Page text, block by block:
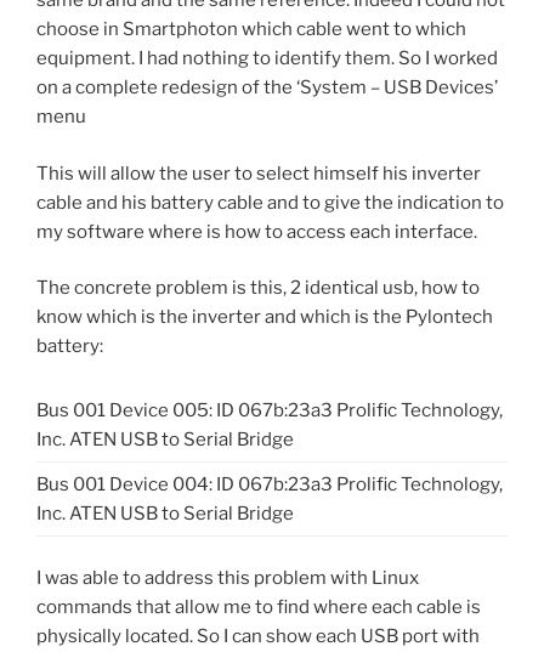
choose in Smartphoton which cable went to which
equipment. I had nothing to identify them. So I worked
on a complete redesign of the ‘System – USB Devices’
menu
This will allow the user to select himself his inverter
cable and his battery cable and to give the indication to
my software where is how to access each interface.
The concrete problem is this, 2 identical usb, how to
know which is the inverter and which is the Pylontech
battery:
Bus 001 Device 005: ID 067b:23a3 Prolific Technology,
Inc. ATEN USB to Serial Bridge
Bus 001 Device 004: ID 067b:23a3 Prolific Technology,
Inc. ATEN USB to Serial Bridge
I was able to address this problem with Linux
commands that allow me to find where each cable is
physically located. So I can show each USB port with